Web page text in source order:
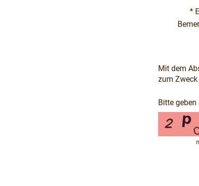
*
Mit dem
zum
Bitte